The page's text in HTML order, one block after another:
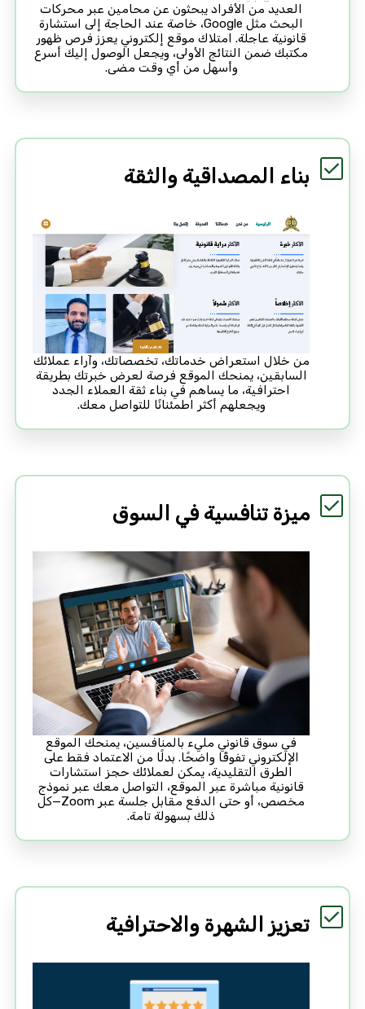
العديد من الأفراد يبحثون عن محامين عبر محركات
البحث مثل Google، خاصة عند الحاجة إلى استشارة
قانونية عاجلة. امتلاك موقع إلكتروني يعزز فرص ظهور
مكتبك ضمن النتائج الأولى، ويجعل الوصول إليك أسرع
وأسهل من أي وقت مضى.
بناء المصداقية والثقة
من خلال استعراض خدماتك، تخصصاتك، وآراء عملائك
السابقين، يمنحك الموقع فرصة لعرض خبرتك بطريقة
احترافية، ما يساهم في بناء ثقة العملاء الجدد
ويجعلهم أكثر اطمئنانًا للتواصل معك.
ميزة تنافسية في السوق
في سوق قانوني مليء بالمنافسين، يمنحك الموقع
الإلكتروني تفوقًا واضحًا. بدلًا من الاعتماد فقط على
الطرق التقليدية، يمكن لعملائك حجز استشارات
قانونية مباشرة عبر الموقع، التواصل معك عبر نموذج
مخصص، أو حتى الدفع مقابل جلسة عبر Zoom—كل
ذلك بسهولة تامة.
تعزيز الشهرة والاحترافية